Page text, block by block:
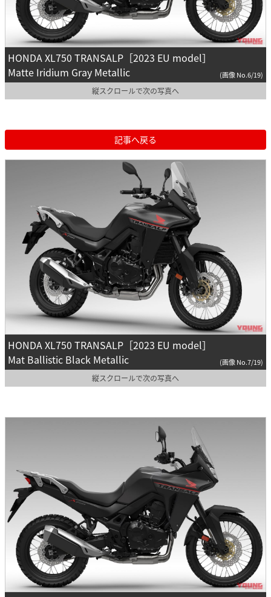
HONDA XL750 TRANSALP［2023 EU model］
Matte Iridium Gray Metallic
(画像 No.6/19)
縦スクロールで次の写真へ
記事へ戻る
HONDA XL750 TRANSALP［2023 EU model］
Mat Ballistic Black Metallic
(画像 No.7/19)
縦スクロールで次の写真へ